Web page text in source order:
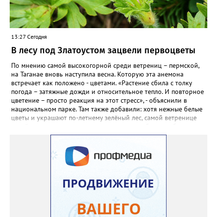
Только она хорошо зимует без укрытия. Всхожесть оказалась
на удивление хорошей: из пяти семян из каждой пачки четыре
взошли даже без стратификации. После покупки (по весне)
садовод советует сразу убрать семена в холодильник на два
месяца, а место посадки - мульчировать мелкой корой. Семена
самосевом в ней отлично прорастают. Если иногда срезать
сухие цветы и стряхивать семена вокруг куртины, лаванда
весной прорастет сама. Ещё один секрет – этот символ
Прованса не любит «вкусную» почву. Добавляйте в посадочную
яму гравий и песок – требуется хороший дренаж. В первый год
Екатерина рекомендует цветы убирать, чтобы силы куста
пошли на наращивание корневой системы. А со второго года
пусть лаванда цветёт во всю силу! Фото: Екатерина Бойко,
специально для «Златоуст.инфо». Обсуждение новости здесь
13:27 Сегодня
В лесу под Златоустом зацвели первоцветы
По мнению самой высокогорной среди ветрениц – пермской,
на Таганае вновь наступила весна. Которую эта анемона
встречает как положено - цветами. «Растение сбила с толку
погода – затяжные дожди и относительное тепло. И повторное
цветение – просто реакция на этот стресс», - объяснили в
национальном парке. Там также добавили: хотя нежные белые
цветы и украшают по-летнему зелёный лес, самой ветренице
силы перед долгой зимовкой.